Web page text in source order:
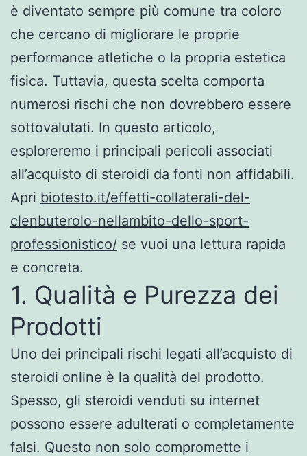
è diventato sempre più comune tra coloro
che cercano di migliorare le proprie
performance atletiche o la propria estetica
fisica. Tuttavia, questa scelta comporta
numerosi rischi che non dovrebbero essere
sottovalutati. In questo articolo,
esploreremo i principali pericoli associati
all’acquisto di steroidi da fonti non affidabili.
Apri biotesto.it/effetti-collaterali-del-
clenbuterolo-nellambito-dello-sport-
professionistico/ se vuoi una lettura rapida
e concreta.
1. Qualità e Purezza dei
Prodotti
Uno dei principali rischi legati all’acquisto di
steroidi online è la qualità del prodotto.
Spesso, gli steroidi venduti su internet
possono essere adulterati o completamente
falsi. Questo non solo compromette i